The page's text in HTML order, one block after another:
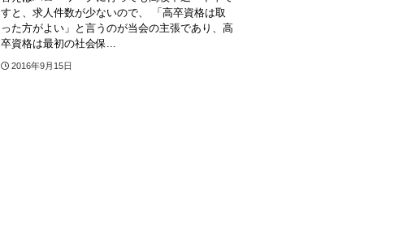
すと、求人件数が少ないので、 「高卒資格は取
った方がよい」と言うのが当会の主張であり、高
卒資格は最初の社会保...
2016年9月15日